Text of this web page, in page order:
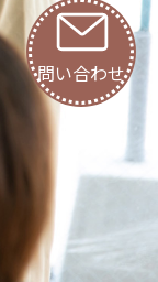
問い合わせ